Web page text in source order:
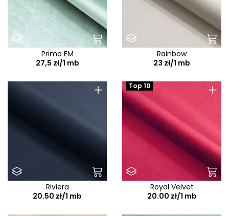
Primo EM
27,5 zł/1 mb
Rainbow
23 zł/1 mb
+
Riviera
20.50 zł/1 mb
+
Top 10
Royal Velvet
20.00 zł/1 mb